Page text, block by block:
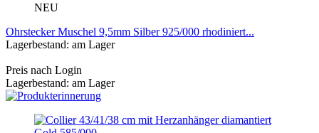
NEU
Ohrstecker Muschel 9,5mm Silber 925/000 rhodiniert...
Lagerbestand: am Lager
Preis nach Login
Lagerbestand: am Lager